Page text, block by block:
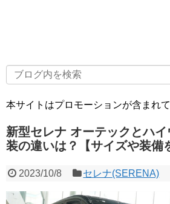
本サイトはプロモーションが含まれて
新型セレナ オーテックとハ
装の違いは？【サイズや装備
2023/10/8 セレナ(SERENA)